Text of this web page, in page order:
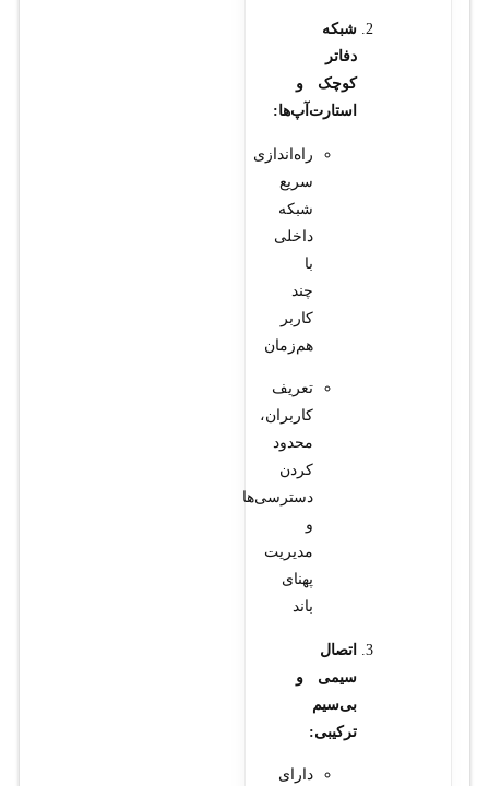
شبکه
دفاتر
کوچک و
استارت‌آپ‌ها:
راه‌اندازی
سریع
شبکه
داخلی
با
چند
کاربر
هم‌زمان
تعریف
کاربران،
محدود
کردن
دسترسی‌ها
و
مدیریت
پهنای
باند
اتصال
سیمی و
بی‌سیم
ترکیبی:
دارای